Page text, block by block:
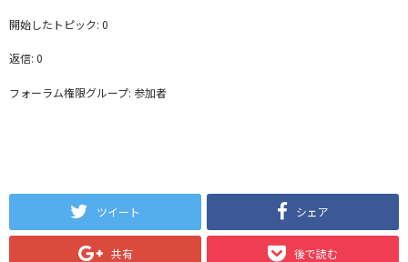
開始したトピック: 0
返信: 0
フォーラム権限グループ: 参加者
ツイート シェア
共有 後で読む